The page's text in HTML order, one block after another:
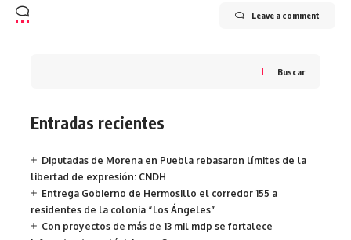
Leave a comment
Buscar
Entradas recientes
Diputadas de Morena en Puebla rebasaron límites de la
libertad de expresión: CNDH
Entrega Gobierno de Hermosillo el corredor 155 a
residentes de la colonia “Los Ángeles”
Con proyectos de más de 13 mil mdp se fortalece